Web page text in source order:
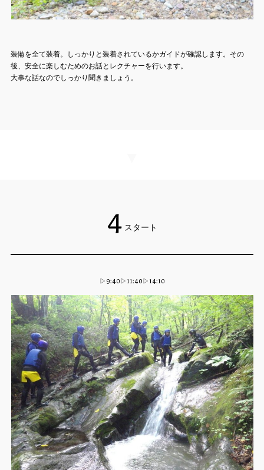
装備を全て装着。しっかりと装着されているかガイドが確認します。その
後、安全に楽しむためのお話とレクチャーを行います。
大事な話なのでしっかり聞きましょう。
4 スタート
▷9:40▷11:40▷14:10